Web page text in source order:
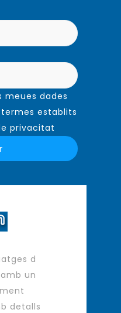
meues dades
establits
privacitat
d
un
detalls